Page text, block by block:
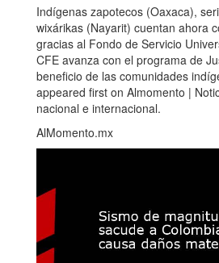
Indígenas zapotecos (Oaxaca),
wixárikas (Nayarit) cuentan ahora
gracias al Fondo de Servicio
CFE avanza con el programa de
beneficio de las comunidades
appeared first on Almomento |
nacional e internacional.
AlMomento.mx